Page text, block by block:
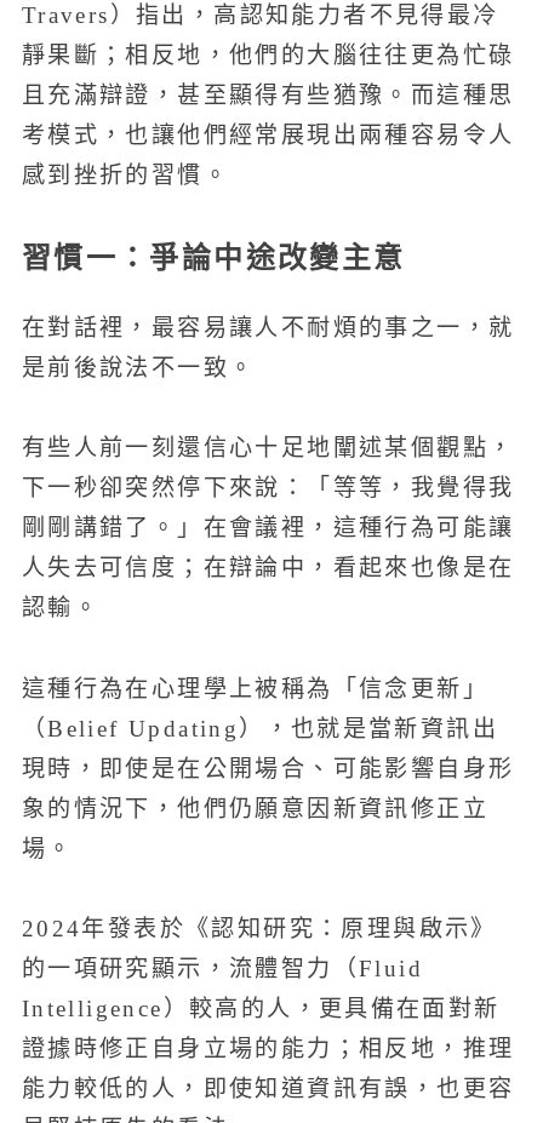
Travers）指出，高認知能力者不見得最冷
靜果斷；相反地，他們的大腦往往更為忙碌
且充滿辯證，甚至顯得有些猶豫。而這種思
考模式，也讓他們經常展現出兩種容易令人
感到挫折的習慣。
習慣一：爭論中途改變主意
在對話裡，最容易讓人不耐煩的事之一，就
是前後說法不一致。
有些人前一刻還信心十足地闡述某個觀點，
下一秒卻突然停下來說：「等等，我覺得我
剛剛講錯了。」在會議裡，這種行為可能讓
人失去可信度；在辯論中，看起來也像是在
認輸。
這種行為在心理學上被稱為「信念更新」
（Belief Updating），也就是當新資訊出
現時，即使是在公開場合、可能影響自身形
象的情況下，他們仍願意因新資訊修正立
場。
2024年發表於《認知研究：原理與啟示》
的一項研究顯示，流體智力（Fluid
Intelligence）較高的人，更具備在面對新
證據時修正自身立場的能力；相反地，推理
能力較低的人，即使知道資訊有誤，也更容